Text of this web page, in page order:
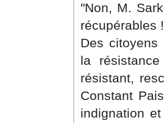
"Non, M.
récupérables
Des citoyens
la
résistant,
Constant
indignation